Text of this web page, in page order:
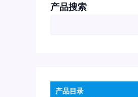
产品搜索
产品目录